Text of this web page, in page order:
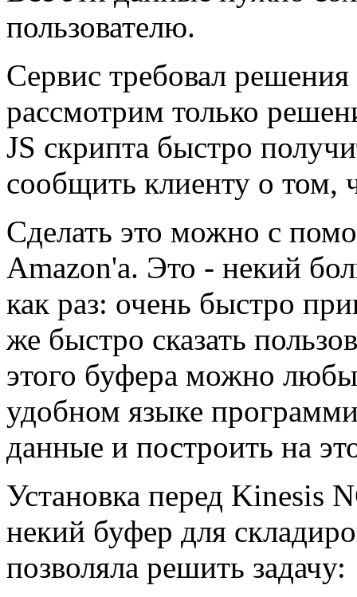
пользователю.
Сервис требовал
рассмотрим только
JS скрипта быстро
сообщить клиенту о том,
Сделать это можно с
Amazon'а. Это - некий
как раз: очень быстро
же быстро сказать
этого буфера можно
удобном языке
данные и построить на
Установка перед Kinesis
некий буфер для
позволяла решить задачу: